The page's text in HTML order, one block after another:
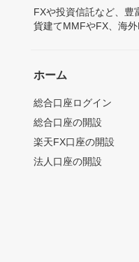
FXや投資信託など、豊
貨建てMMFやFX、海
ホーム
総合口座ログイン
総合口座の開設
楽天FX口座の開設
法人口座の開設